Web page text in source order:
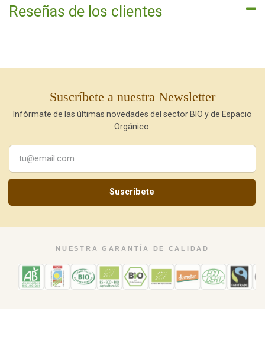
Reseñas de los clientes
Suscríbete a nuestra Newsletter
Infórmate de las últimas novedades del sector BIO y de Espacio
Orgánico.
Suscríbete
NUESTRA GARANTÍA DE CALIDAD